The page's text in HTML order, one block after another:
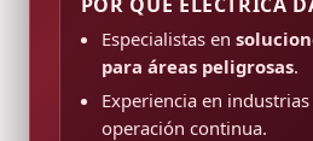
Especialistas en
para áreas peligrosas.
Experiencia en
operación continua.